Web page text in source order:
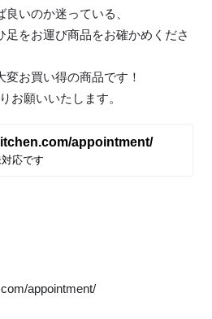
いのか迷っている、
足をお運び商品をお確かめくださ
お買い得の商品です！
お願いいたします。
appointment/